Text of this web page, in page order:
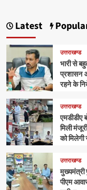
Latest
उत्तराखण्ड
भारी से
प्रशासन
रहने के
उत्तराखण्ड
एमडीडीए
मिली
को मिलेगी
उत्तराखण्ड
मुख्यमंत्री
पीएम